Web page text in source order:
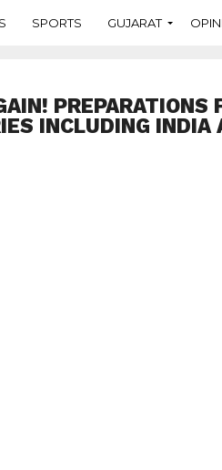
SPORTS GUJARAT
PREPARATIONS
INCLUDING INDIA